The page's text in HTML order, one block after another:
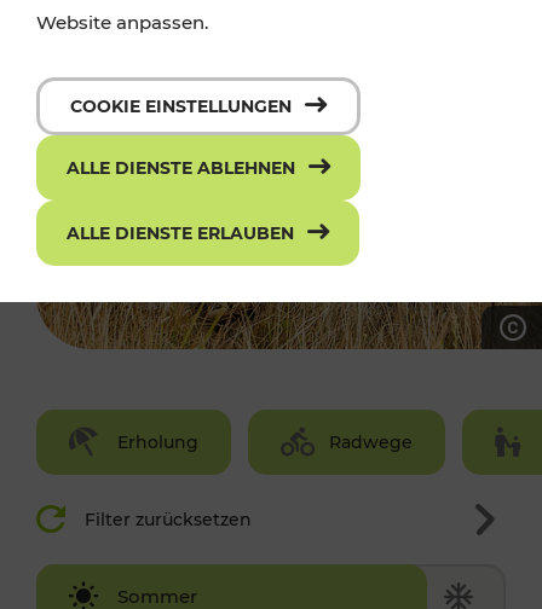
Erholung Radwege
Filter zurücksetzen
Sommer
Winter
Website anpassen.
COOKIE EINSTELLUNGEN
ALLE DIENSTE ABLEHNEN
ALLE DIENSTE ERLAUBEN